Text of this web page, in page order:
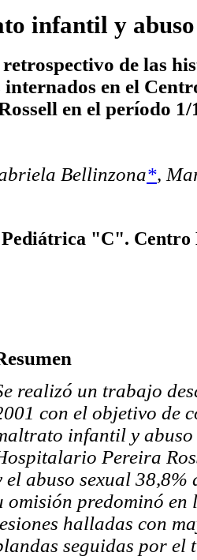
infantil y abuso
de las
internados en el
en el período
Bellinzona*,
"C". Centro
realizó un trabajo
con el objetivo de
infantil y
Pereira
el abuso sexual
omisión predominó en
halladas con
seguidas por el